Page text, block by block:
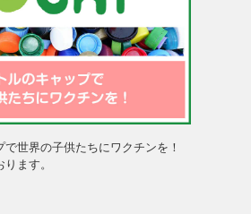
世界の子供たちにワクチンを！
ます。